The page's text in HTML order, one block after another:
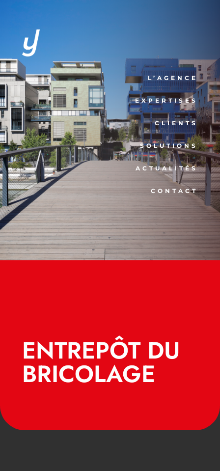
L’AGENCE
EXPERTISES
CLIENTS
SOLUTIONS
ACTUALITÉS
CONTACT
ENTREPÔT DU
BRICOLAGE